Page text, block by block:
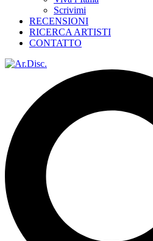
Scrivimi
RECENSIONI
RICERCA ARTISTI
CONTATTO